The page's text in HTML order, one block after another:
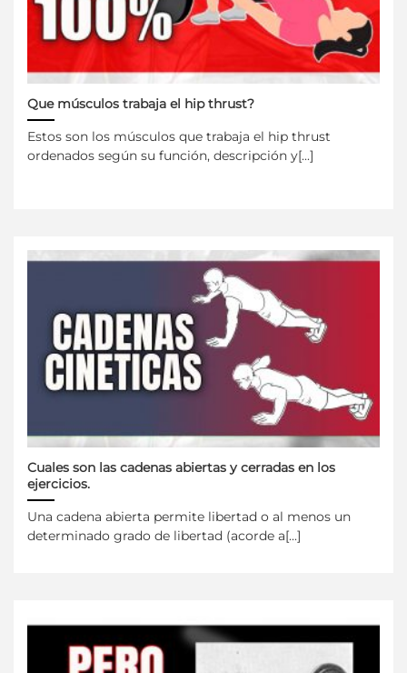
Que músculos trabaja el hip thrust?
Estos son los músculos que trabaja el hip thrust
ordenados según su función, descripción y[...]
Cuales son las cadenas abiertas y cerradas en los
ejercicios.
Una cadena abierta permite libertad o al menos un
determinado grado de libertad (acorde a[...]